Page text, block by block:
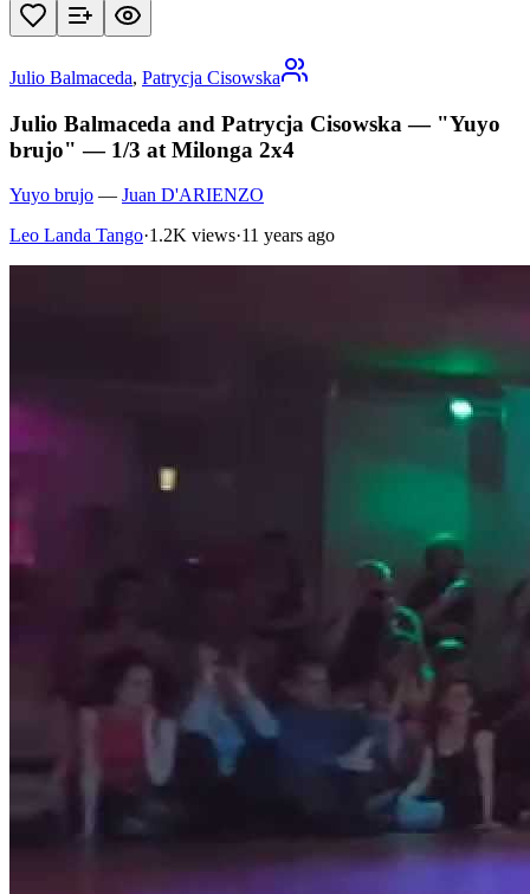
Julio Balmaceda, Patrycja Cisowska
Julio Balmaceda and Patrycja Cisowska — "Yuyo
brujo" — 1/3 at Milonga 2x4
Yuyo brujo — Juan D'ARIENZO
Leo Landa Tango·1.2K views·11 years ago